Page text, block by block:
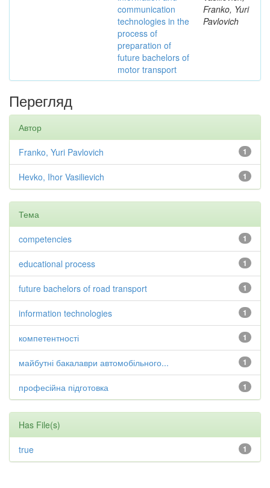
communication
technologies in the
process of
preparation of
future bachelors of
motor transport
Franko, Yuri
Pavlovich
Перегляд
Автор
1
Franko, Yuri Pavlovich
1
Hevko, Ihor Vasilievich
Тема
1
competencies
1
educational process
1
future bachelors of road transport
1
information technologies
1
компетентності
1
майбутні бакалаври автомобільного...
1
професійна підготовка
Has File(s)
1
true